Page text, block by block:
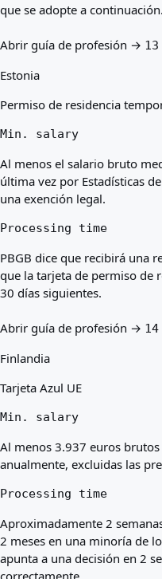
que se adopte a continuación.
Abrir guía de profesión → 13
Estonia
Permiso de residencia
Min. salary
Al menos el salario bruto
última vez por Estadísticas
una exención legal.
Processing time
PBGB dice que recibirá una
que la tarjeta de permiso de
30 días siguientes.
Abrir guía de profesión → 14
Finlandia
Tarjeta Azul UE
Min. salary
Al menos 3.937 euros
anualmente, excluidas las
Processing time
Aproximadamente 2
2 meses en una minoría de
apunta a una decisión en 2
correctamente.